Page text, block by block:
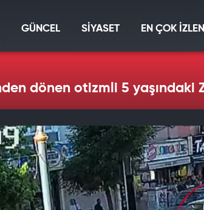
GÜNCEL SİYASET EN ÇOK
dönen otizmli 5 yaşındaki